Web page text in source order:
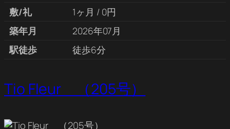
敷/礼
1ヶ月 / 0円
築年月
2026年07月
駅徒歩
徒歩6分
Tio Fleur （205号）